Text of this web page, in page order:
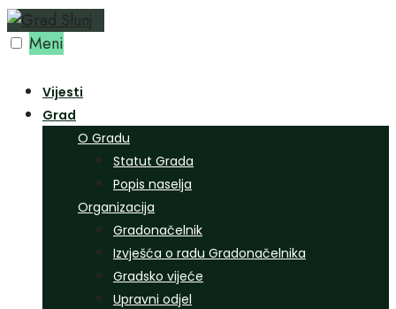
Preskoči
na Meni
Vijesti
Grad
O Gradu
Statut Grada
Popis naselja
Organizacija
Gradonačelnik
Izvješća o radu Gradonačelnika
Gradsko vijeće
Upravni odjel